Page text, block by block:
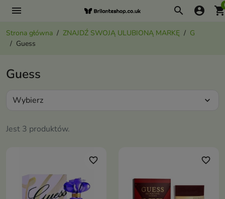
menu search account_circle
Strona główna ZNAJDŹ SWOJĄ ULUBIONĄ MARKĘ
G
Guess
Guess
Jest 3 produktów.
Wybierz expand_more
favorite_border favorite_border